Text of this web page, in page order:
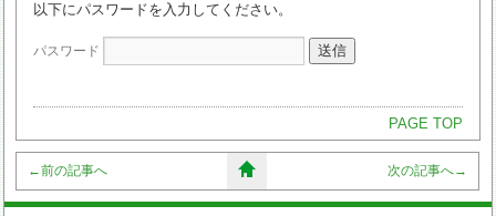
以下にパスワードを入力してください。
パスワード
PAGE TOP
←前の記事へ 次の記事へ→